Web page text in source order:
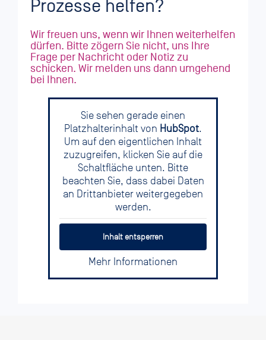
Prozesse helfen?
Wir freuen uns, wenn wir Ihnen weiterhelfen
dürfen. Bitte zögern Sie nicht, uns Ihre
Frage per Nachricht oder Notiz zu
schicken. Wir melden uns dann umgehend
bei Ihnen.
Sie sehen gerade einen
Platzhalterinhalt von HubSpot.
Um auf den eigentlichen Inhalt
zuzugreifen, klicken Sie auf die
Schaltfläche unten. Bitte
beachten Sie, dass dabei Daten
an Drittanbieter weitergegeben
werden.
Inhalt entsperren
Mehr Informationen